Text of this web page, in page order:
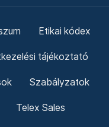
Etikai kódex
tájékoztató
Szabályzatok
Telex Sales